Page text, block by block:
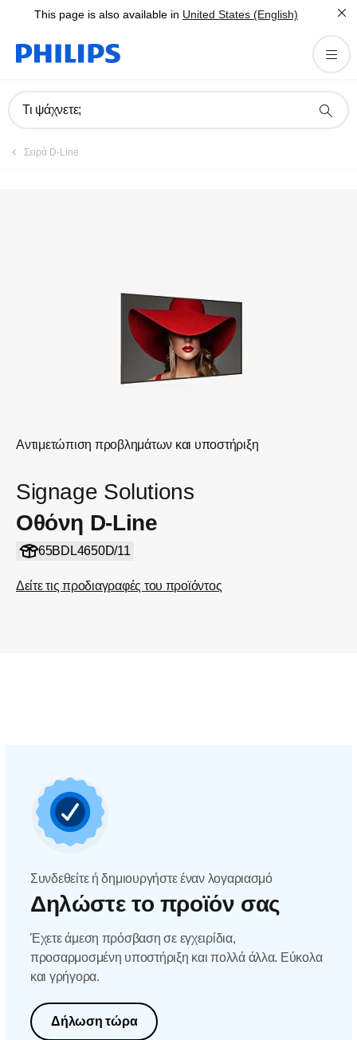
This page is also available in United States (English)
Τι ψάχνετε;
Σειρά D-Line
Αντιμετώπιση προβλημάτων και υποστήριξη
Signage Solutions
Οθόνη D-Line
65BDL4650D/11
Δείτε τις προδιαγραφές του προϊόντος
Συνδεθείτε ή δημιουργήστε έναν λογαριασμό
Δηλώστε το προϊόν σας
Έχετε άμεση πρόσβαση σε εγχειρίδια,
προσαρμοσμένη υποστήριξη και πολλά άλλα. Εύκολα
και γρήγορα.
Δήλωση τώρα